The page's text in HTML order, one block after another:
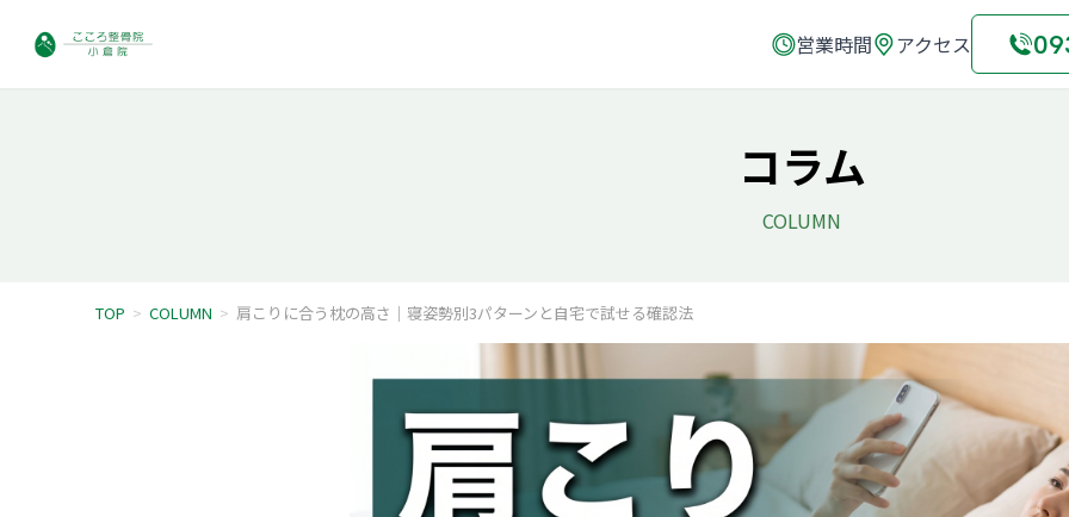
営業時間 アクセス
コラム
COLUMN
TOP > COLUMN > 肩こりに合う枕の高さ｜寝姿勢別3パターンと自宅で試せる確認法